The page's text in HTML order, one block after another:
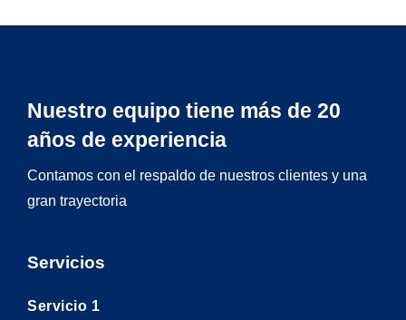
Nuestro equipo tiene más de 20
años de experiencia
Contamos con el respaldo de nuestros clientes y una
gran trayectoria
Servicios
Servicio 1